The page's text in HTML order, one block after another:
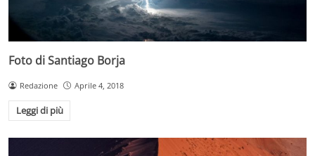
Foto di Santiago Borja
Redazione Aprile 4, 2018
Leggi di più